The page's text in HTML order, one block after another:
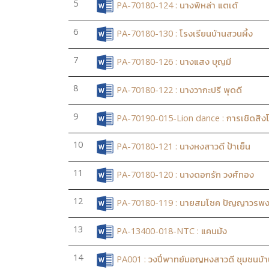
5 PA-70180-124 : นางพิหล่า แตเด้
6 PA-70180-130 : โรงเรียนบ้านสวนผึ้ง
7 PA-70180-126 : นางแสง บุญมี
8 PA-70180-122 : นางวากะปรี พุดดี
9 PA-70190-015-Lion dance : การเชิดสิง
10 PA-70180-121 : นางหงสาวดี ป้าเย็น
11 PA-70180-120 : นางดอกรัก วงศ์ทอง
12 PA-70180-119 : นายสมโชค ปัญญาวร
13 PA-13400-018-NTC : แคนม้ง
14 PA001 : วงปี่พาทย์มอญหงสาวดี ชุมชนบ้า